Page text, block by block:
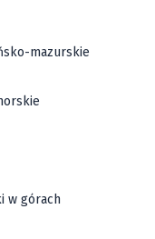
mazurskie
w górach